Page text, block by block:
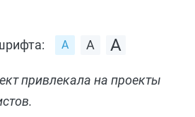
привлекала на проекты